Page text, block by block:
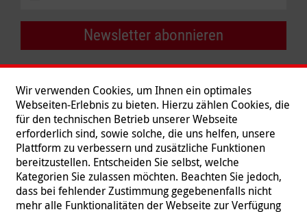
Newsletter abonnieren
Wir verwenden Cookies, um Ihnen ein optimales
Webseiten-Erlebnis zu bieten. Hierzu zählen Cookies, die
für den technischen Betrieb unserer Webseite
erforderlich sind, sowie solche, die uns helfen, unsere
Plattform zu verbessern und zusätzliche Funktionen
bereitzustellen. Entscheiden Sie selbst, welche
Kategorien Sie zulassen möchten. Beachten Sie jedoch,
dass bei fehlender Zustimmung gegebenenfalls nicht
mehr alle Funktionalitäten der Webseite zur Verfügung